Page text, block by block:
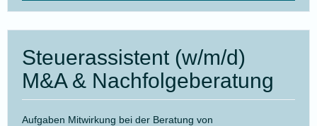
Steuerassistent (w/m/d)
M&A & Nachfolgeberatung
Aufgaben Mitwirkung bei der Beratung von